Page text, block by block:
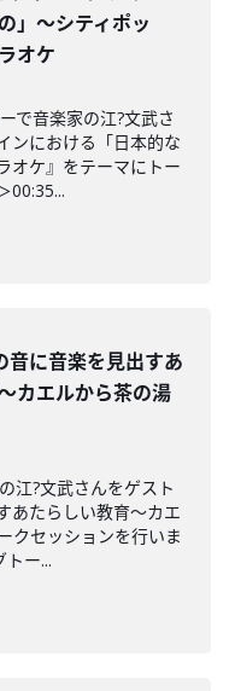
」～シティポッ
オケ
で音楽家の江?文武さ
ンにおける「日本的な
オケ』をテーマにトー
00:35...
音に音楽を見出すあ
カエルから茶の湯
江?文武さんをゲスト
あたらしい教育～カエ
クセッションを行いま
ー...